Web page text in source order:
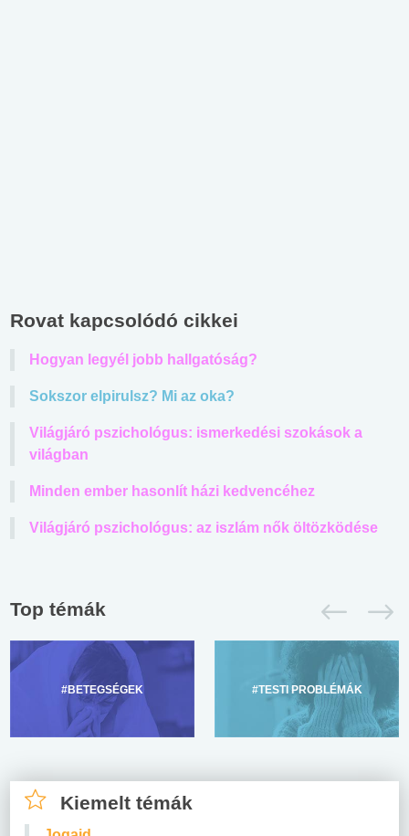
Rovat kapcsolódó cikkei
Hogyan legyél jobb hallgatóság?
Sokszor elpirulsz? Mi az oka?
Világjáró pszichológus: ismerkedési szokások a
világban
Minden ember hasonlít házi kedvencéhez
Világjáró pszichológus: az iszlám nők öltözködése
Top témák
#BETEGSÉGEK #TESTI PROBLÉMÁK
Kiemelt témák